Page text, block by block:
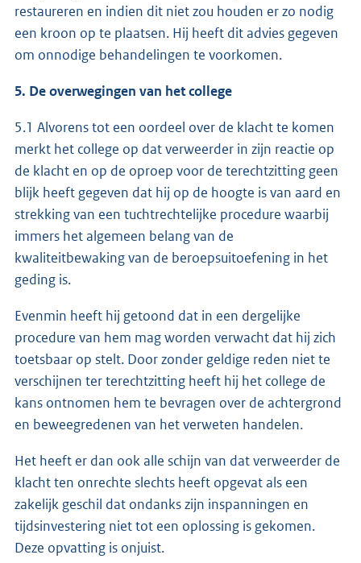
restaureren en indien dit niet zou houden er zo nodig
een kroon op te plaatsen. Hij heeft dit advies gegeven
om onnodige behandelingen te voorkomen.
5. De overwegingen van het college
5.1 Alvorens tot een oordeel over de klacht te komen
merkt het college op dat verweerder in zijn reactie op
de klacht en op de oproep voor de terechtzitting geen
blijk heeft gegeven dat hij op de hoogte is van aard en
strekking van een tuchtrechtelijke procedure waarbij
immers het algemeen belang van de
kwaliteitbewaking van de beroepsuitoefening in het
geding is.
Evenmin heeft hij getoond dat in een dergelijke
procedure van hem mag worden verwacht dat hij zich
toetsbaar op stelt. Door zonder geldige reden niet te
verschijnen ter terechtzitting heeft hij het college de
kans ontnomen hem te bevragen over de achtergrond
en beweegredenen van het verweten handelen.
Het heeft er dan ook alle schijn van dat verweerder de
klacht ten onrechte slechts heeft opgevat als een
zakelijk geschil dat ondanks zijn inspanningen en
tijdsinvestering niet tot een oplossing is gekomen.
Deze opvatting is onjuist.